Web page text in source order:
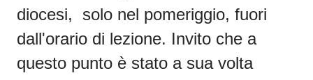
diocesi, solo nel pomeriggio, fuori
dall'orario di lezione. Invito che a
questo punto è stato a sua volta